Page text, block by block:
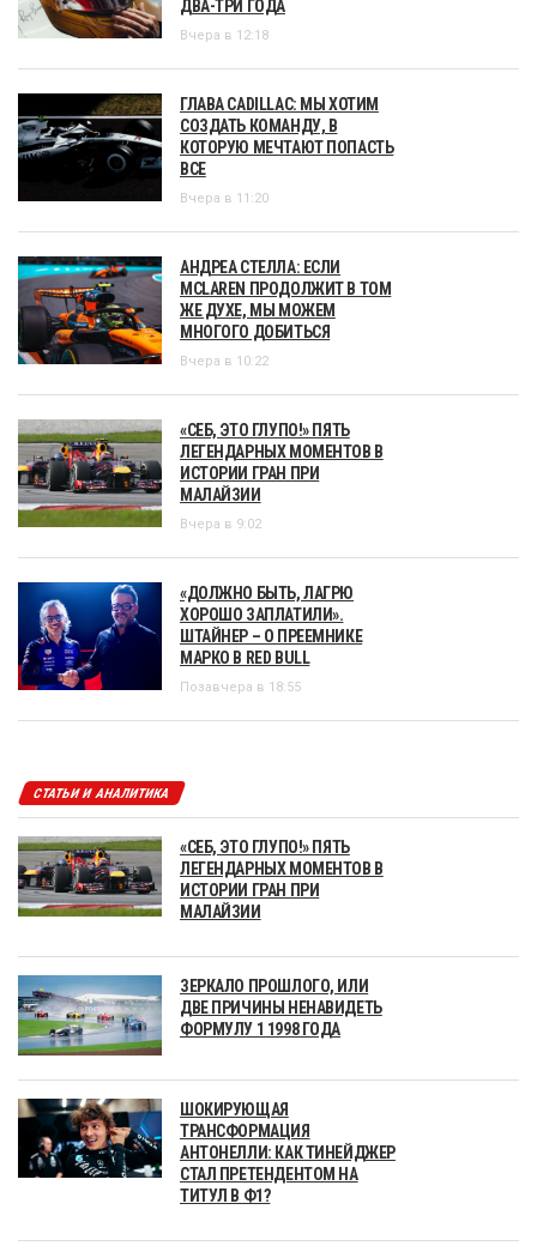
ДВА-ТРИ ГОДА
Вчера в 12:18
ГЛАВА CADILLAC: МЫ ХОТИМ
СОЗДАТЬ КОМАНДУ, В
КОТОРУЮ МЕЧТАЮТ ПОПАСТЬ
ВСЕ
Вчера в 11:20
АНДРЕА СТЕЛЛА: ЕСЛИ
MCLAREN ПРОДОЛЖИТ В ТОМ
ЖЕ ДУХЕ, МЫ МОЖЕМ
МНОГОГО ДОБИТЬСЯ
Вчера в 10:22
«СЕБ, ЭТО ГЛУПО!» ПЯТЬ
ЛЕГЕНДАРНЫХ МОМЕНТОВ В
ИСТОРИИ ГРАН ПРИ
МАЛАЙЗИИ
Вчера в 9:02
«ДОЛЖНО БЫТЬ, ЛАГРЮ
ХОРОШО ЗАПЛАТИЛИ».
ШТАЙНЕР – О ПРЕЕМНИКЕ
МАРКО В RED BULL
Позавчера в 18:55
СТАТЬИ И АНАЛИТИКА
«СЕБ, ЭТО ГЛУПО!» ПЯТЬ
ЛЕГЕНДАРНЫХ МОМЕНТОВ В
ИСТОРИИ ГРАН ПРИ
МАЛАЙЗИИ
ЗЕРКАЛО ПРОШЛОГО, ИЛИ
ДВЕ ПРИЧИНЫ НЕНАВИДЕТЬ
ФОРМУЛУ 1 1998 ГОДА
ШОКИРУЮЩАЯ
ТРАНСФОРМАЦИЯ
АНТОНЕЛЛИ: КАК ТИНЕЙДЖЕР
СТАЛ ПРЕТЕНДЕНТОМ НА
ТИТУЛ В Ф1?